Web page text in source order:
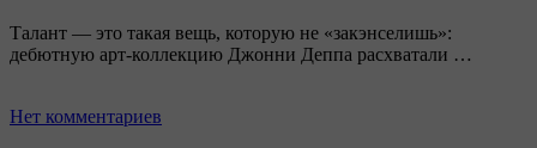
Талант — это такая вещь, которую не «закэнселишь»:
дебютную арт-коллекцию Джонни Деппа расхватали …
Нет комментариев